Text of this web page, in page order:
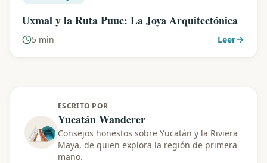
Uxmal y la Ruta Puuc: La Joya Arquitectónica
5 min Leer
ESCRITO POR
Yucatán Wanderer
Consejos honestos sobre Yucatán y la Riviera
Maya, de quien explora la región de primera
mano.